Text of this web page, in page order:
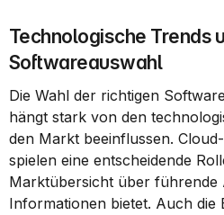
Technologische Trends
Softwareauswahl
Die Wahl der richtigen
hängt stark von den
den Markt beeinflussen.
spielen eine entscheidende
Marktübersicht über führende
Informationen bietet. Auch die